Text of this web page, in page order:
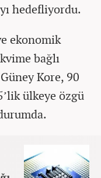
hedefliyordu.
ekonomik
bağlı
Kore, 90
ülkeye özgü